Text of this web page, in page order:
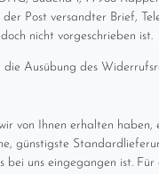
Post versandter Brief,
nicht vorgeschrieben ist.
Ausübung des
von Ihnen erhalten
günstigste
uns eingegangen ist.